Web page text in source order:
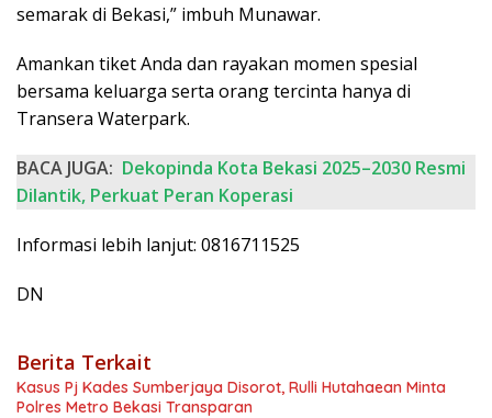
semarak di Bekasi,” imbuh Munawar.
Amankan tiket Anda dan rayakan momen spesial
bersama keluarga serta orang tercinta hanya di
Transera Waterpark.
BACA JUGA: Dekopinda Kota Bekasi 2025–2030 Resmi
Dilantik, Perkuat Peran Koperasi
Informasi lebih lanjut: 0816711525
DN
Berita Terkait
Kasus Pj Kades Sumberjaya Disorot, Rulli Hutahaean Minta
Polres Metro Bekasi Transparan